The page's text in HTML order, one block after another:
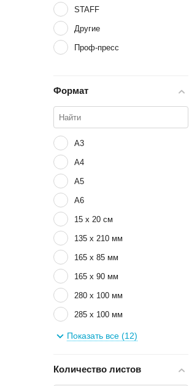
STAFF
Другие
Проф-пресс
Формат
A3
A4
A5
A6
15 x 20 см
135 x 210 мм
165 х 85 мм
165 х 90 мм
280 x 100 мм
285 x 100 мм
310 x 110 мм
Показать все (12)
Количество листов